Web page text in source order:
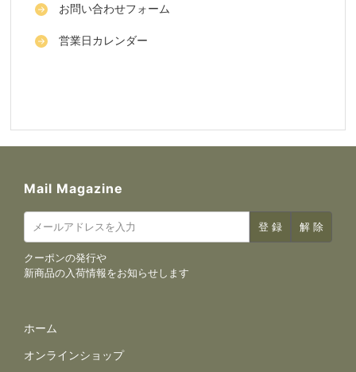
お問い合わせフォーム
営業日カレンダー
Mail Magazine
クーポンの発行や
新商品の入荷情報をお知らせします
サイトナビゲーション
ホーム
オンラインショップ